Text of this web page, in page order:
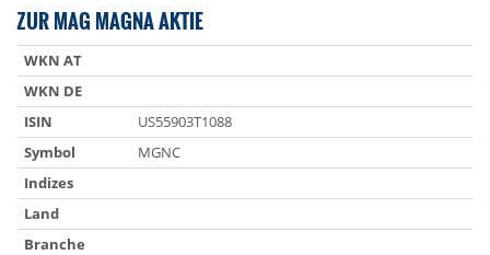
ZUR MAG MAGNA AKTIE
WKN AT
WKN DE
ISIN
US55903T1088
Symbol
MGNC
Indizes
Land
Branche